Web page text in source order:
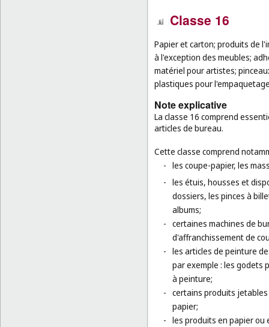
Classe 16
Papier et carton; produits de
à l'exception des meubles;
matériel pour artistes;
plastiques pour
Note explicative
La classe 16 comprend
articles de bureau.
Cette classe comprend
- les coupe-papier, les
- les étuis, housses et
dossiers, les pinces à
albums;
- certaines machines de
d'affranchissement de
- les articles de peinture
par exemple : les godets
à peinture;
- certains produits jetables
papier;
- les produits en papier ou